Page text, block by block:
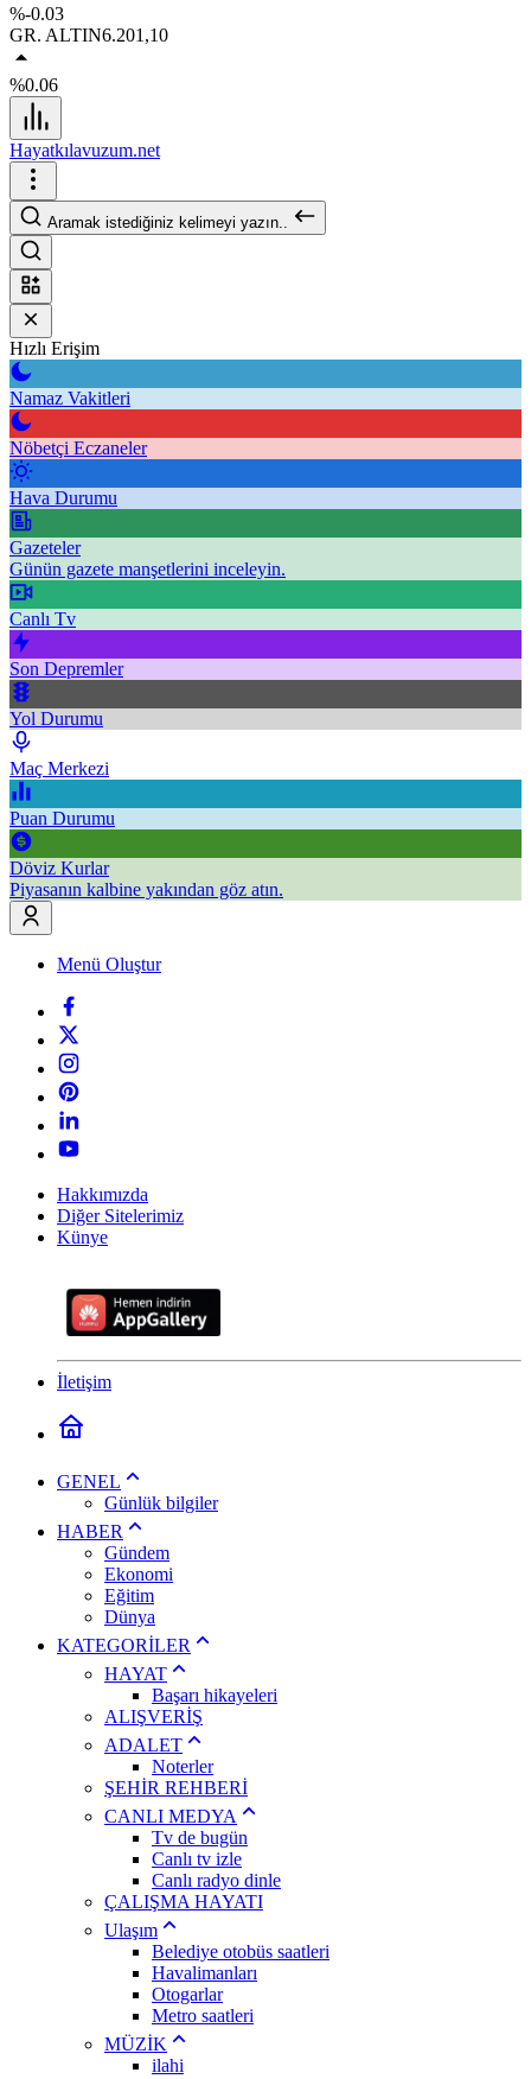
%-0.03
GR. ALTIN6.201,10
%0.06
Hayatkılavuzum.net
Aramak istediğiniz kelimeyi yazın..
Hızlı Erişim
Namaz Vakitleri
Nöbetçi Eczaneler
Hava Durumu
Gazeteler
Günün gazete manşetlerini inceleyin.
Canlı Tv
Son Depremler
Yol Durumu
Maç Merkezi
Puan Durumu
Döviz Kurlar
Piyasanın kalbine yakından göz atın.
Menü Oluştur
Hakkımızda
Diğer Sitelerimiz
Künye
İletişim
GENEL
Günlük bilgiler
HABER
Gündem
Ekonomi
Eğitim
Dünya
KATEGORİLER
HAYAT
Başarı hikayeleri
ALIŞVERİŞ
ADALET
Noterler
ŞEHİR REHBERİ
CANLI MEDYA
Tv de bugün
Canlı tv izle
Canlı radyo dinle
ÇALIŞMA HAYATI
Ulaşım
Belediye otobüs saatleri
Havalimanları
Otogarlar
Metro saatleri
MÜZİK
ilahi